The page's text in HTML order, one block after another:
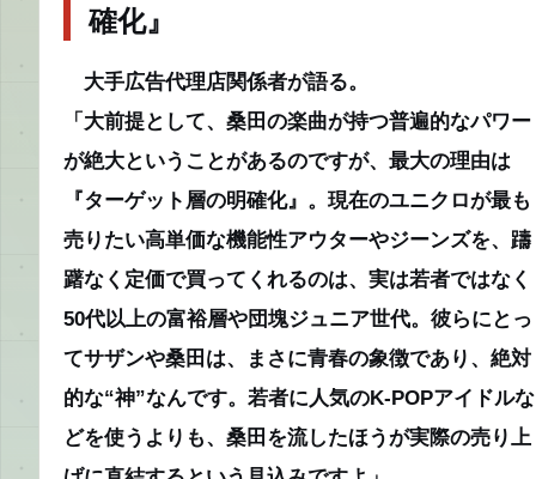
確化』
大手広告代理店関係者が語る。
「大前提として、桑田の楽曲が持つ普遍的なパワー
が絶大ということがあるのですが、最大の理由は
『ターゲット層の明確化』。現在のユニクロが最も
売りたい高単価な機能性アウターやジーンズを、躊
躇なく定価で買ってくれるのは、実は若者ではなく
50代以上の富裕層や団塊ジュニア世代。彼らにとっ
てサザンや桑田は、まさに青春の象徴であり、絶対
的な“神”なんです。若者に人気のK-POPアイドルな
どを使うよりも、桑田を流したほうが実際の売り上